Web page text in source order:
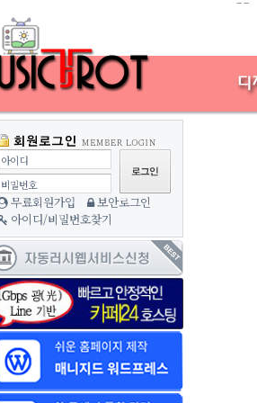
아이디
비밀번호
무료회원가입
보안로그인
아이디/비밀번호찾기